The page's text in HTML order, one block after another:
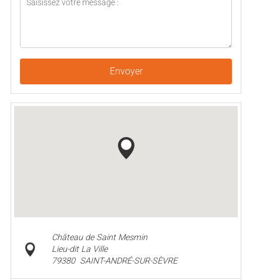
Envoyer
Château de Saint Mesmin
Lieu-dit La Ville
79380 SAINT-ANDRÉ-SUR-SÈVRE